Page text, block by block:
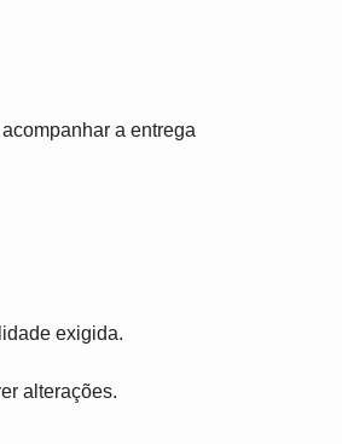
a entrega
exigida.
alterações.